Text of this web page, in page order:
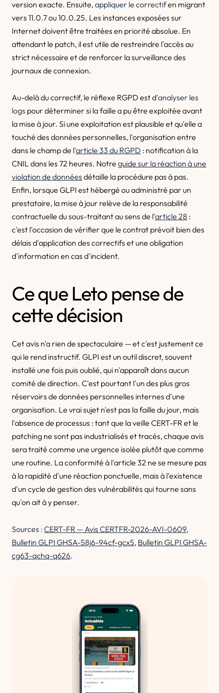
version exacte. Ensuite,appliquer le correctifen migrant
vers 11.0.7 ou 10.0.25. Les instances exposées sur
Internet doivent être traitées en priorité absolue. En
attendant le patch, il est utile de restreindre l'accès au
strict nécessaire et de renforcer la surveillance des
journaux de connexion.
Au-delà du correctif, le réflexe RGPD est d'analyser les
logs pour déterminer si la faille a pu être exploitée avant
la mise à jour. Si une exploitation est plausible et qu'elle a
touché des données personnelles, l'organisation entre
dans le champ de l'article 33 du RGPD : notification à la
CNIL dans les 72 heures. Notre guide sur la réaction à une
violation de données détaille la procédure pas à pas.
Enfin, lorsque GLPI est hébergé ou administré par un
prestataire, la mise à jour relève de la responsabilité
contractuelle du sous-traitant au sens de l'article 28 :
c'est l'occasion de vérifier que le contrat prévoit bien des
délais d'application des correctifs et une obligation
d'information en cas d'incident.
Ce que Leto pense de
cette décision
Cet avis n'a rien de spectaculaire — et c'est justement ce
qui le rend instructif. GLPI est un outil discret, souvent
installé une fois puis oublié, qui n'apparaît dans aucun
comité de direction. C'est pourtant l'un des plus gros
réservoirs de données personnelles internes d'une
organisation. Le vrai sujet n'est pas la faille du jour, mais
l'absence de processus : tant que la veille CERT-FR et le
patching ne sont pas industrialisés et tracés, chaque avis
sera traité comme une urgence isolée plutôt que comme
une routine. La conformité à l'article 32 ne se mesure pas
à la rapidité d'une réaction ponctuelle, mais à l'existence
d'un cycle de gestion des vulnérabilités qui tourne sans
qu'on ait à y penser.
Sources : CERT-FR — Avis CERTFR-2026-AVI-0609,
Bulletin GLPI GHSA-58j6-94cf-gcx5, Bulletin GLPI GHSA-
cg63-qchq-q626.